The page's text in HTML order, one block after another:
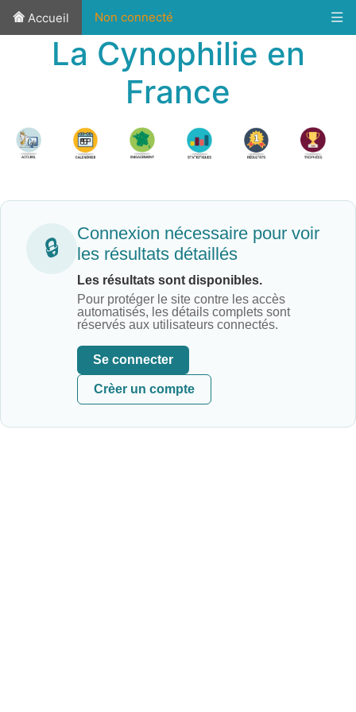
Accueil Non connecté
La Cynophilie en
France
🔒
Connexion nécessaire pour voir
les résultats détaillés
Les résultats sont disponibles.
Pour protéger le site contre les accès
automatisés, les détails complets sont
réservés aux utilisateurs connectés.
Se connecter
Crèer un compte